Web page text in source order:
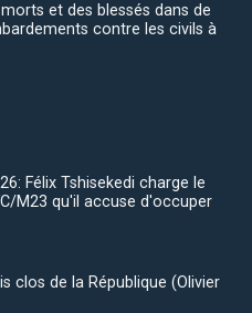
et des blessés dans de
contre les civils à
Félix Tshisekedi charge le
M23 qu'il accuse d'occuper
clos de la République (Olivier